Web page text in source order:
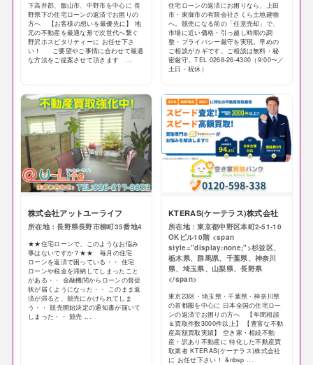
下高井郡、飯山市、中野市を中心に 長
野県下の住宅ローンの返済でお困りの
方へ 【お客様の想いを最優先に】 地
元の不動産を最適な形で次世代へ繋ぐ
野沢ホスピタリティーに お任せ下さ
い！ ご要望やご事情に合わせて最適
な方法をご提案させて頂きます ...
住宅ローンの返済にお困りなら、上田
市・東御市の有限会社さくら土地建物
へ。競売になる前の「任意売却」で、
市場に近い価格・引っ越し時期の調
整・プライバシー厳守を実現。早めの
ご相談がカギです。ご相談は無料・秘
密厳守。TEL 0268-26-4300（9:00〜／
土日・祝休）
株式会社アットユーライフ
所在地：長野県長野市柳町35番地4
★★住宅ローンで、このようなお悩み
事はないですか？★★ 毎月の住宅
ローンを返済で困っている・・ 住宅
ローンや税金を滞納してしまったこと
がある・・ 金融機関からローンの督促
状が届くようになった・・ このまま返
済が滞ると、競売にかけられてしま
う・・ 競売開始決定の通知書が届いて
しまった・・ 競売 ...
KTERAS(ケーテラス)株式会社
所在地：東京都中野区本町2-51-10
OKビル10階 <span
style="display:none;">杉並区、
栃木県、群馬県、千葉県、神奈川
県、埼玉県、山梨県、長野県
</span>
東京23区・埼玉県・千葉県・神奈川県
の首都圏を中心に 日本全国の住宅ロー
ンの返済でお困りの方へ 【年間相談
＆買取件数3000件以上】 【豊富な不動
産高額買取実績】 空き家・相続不動
産・訳あり不動産に 特化した不動産買
取業者 KTERAS(ケーテラス)株式会社
に お任せ下さい！ &nbsp ...